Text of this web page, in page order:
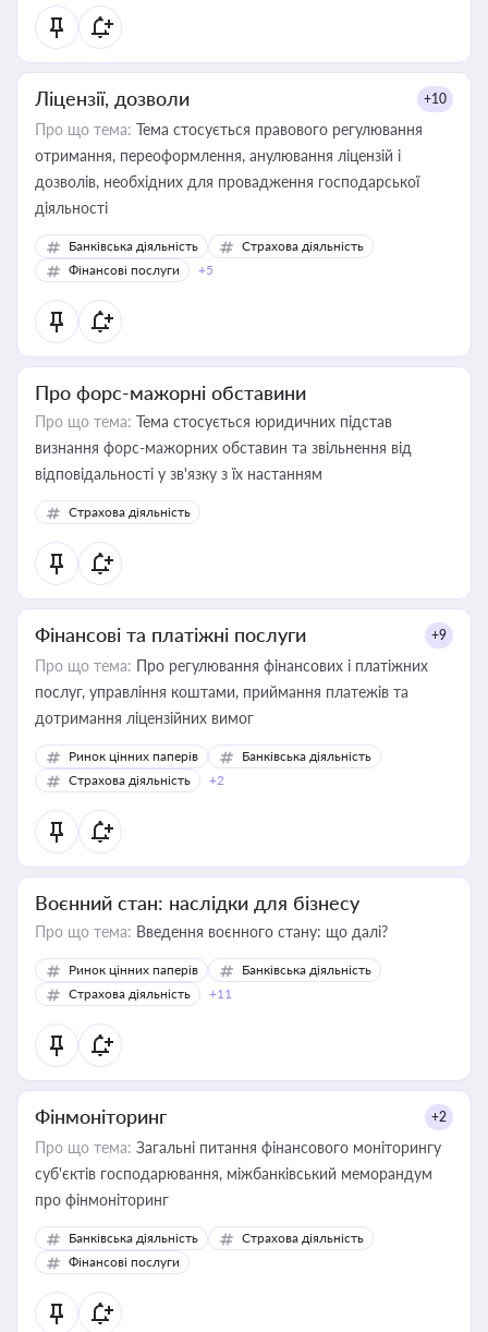
Ліцензії, дозволи +10
Про що тема: Тема стосується правового регулювання
отримання, переоформлення, анулювання ліцензій і
дозволів, необхідних для провадження господарської
діяльності
Банківська діяльність
Страхова діяльність
Фінансові послуги
+5
Про форс-мажорні обставини
Про що тема: Тема стосується юридичних підстав
визнання форс-мажорних обставин та звільнення від
відповідальності у зв'язку з їх настанням
Страхова діяльність
Фінансові та платіжні послуги +9
Про що тема: Про регулювання фінансових і платіжних
послуг, управління коштами, приймання платежів та
дотримання ліцензійних вимог
Ринок цінних паперів
Банківська діяльність
Страхова діяльність
+2
Воєнний стан: наслідки для бізнесу
Про що тема: Введення воєнного стану: що далі?
Ринок цінних паперів
Банківська діяльність
Страхова діяльність
+11
Фінмоніторинг +2
Про що тема: Загальні питання фінансового моніторингу
суб'єктів господарювання, міжбанківський меморандум
про фінмоніторинг
Банківська діяльність
Страхова діяльність
Фінансові послуги